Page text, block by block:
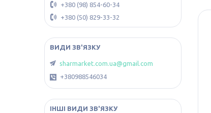
+380 (98) 854-60-34
+380 (50) 829-33-32
sharmarket.com.ua@gmail.com
+380988546034
ІНШІ ВИДИ ЗВ'ЯЗКУ